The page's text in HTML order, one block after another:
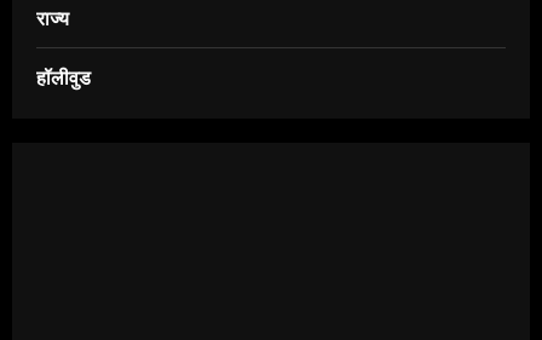
राज्य
हॉलीवुड